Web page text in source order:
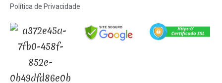
Política de Privacidade